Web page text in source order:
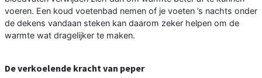
voeren. Een koud voetenbad nemen of je voeten ’s nachts onder
de dekens vandaan steken kan daarom zeker helpen om de
warmte wat dragelijker te maken.
De verkoelende kracht van peper